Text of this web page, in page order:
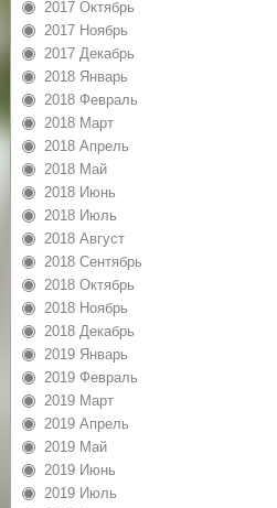
2017 Октябрь
2017 Ноябрь
2017 Декабрь
2018 Январь
2018 Февраль
2018 Март
2018 Апрель
2018 Май
2018 Июнь
2018 Июль
2018 Август
2018 Сентябрь
2018 Октябрь
2018 Ноябрь
2018 Декабрь
2019 Январь
2019 Февраль
2019 Март
2019 Апрель
2019 Май
2019 Июнь
2019 Июль